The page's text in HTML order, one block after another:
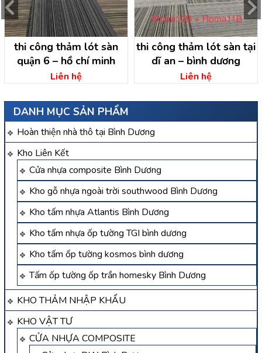
DANH MỤC SẢN PHẨM
Hoàn thiện nhà thô tại Bình Dương
Kho Liên Kết
Cửa nhựa composite Bình Dương
Kho gỗ nhựa ngoài trời southwood Bình Dương
Kho tấm nhựa Atlantis Bình Dương
Kho tấm nhựa ốp tường TGI bình dương
Kho tấm ốp tường kosmos bình dương
Tấm ốp tường ốp trần homesky Bình Dương
KHO THẢM NHẬP KHẨU
KHO VẬT TƯ
CỬA NHỰA COMPOSITE
thi công thảm lót sàn
quận 6 – hồ chí minh
Liên hệ
thi công thảm lót sàn tại
dĩ an – bình dương
Liên hệ